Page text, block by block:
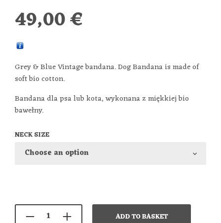
49,00€
Grey & Blue Vintage bandana. Dog Bandana is made of
soft bio cotton.
Bandana dla psa lub kota, wykonana z miękkiej bio
bawełny.
NECK SIZE
ADD TO BASKET